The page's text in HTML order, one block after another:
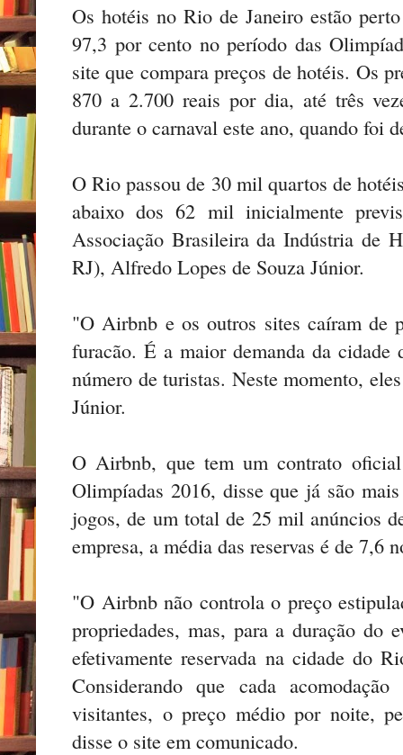
Os hotéis no Rio de Janeiro estão
97,3 por cento no período das
site que compara preços de hotéis. Os
870 a 2.700 reais por dia, até três
durante o carnaval este ano, quando foi
O Rio passou de 30 mil quartos de
abaixo dos 62 mil inicialmente
Associação Brasileira da Indústria de
RJ), Alfredo Lopes de Souza Júnior.
"O Airbnb e os outros sites caíram de
furacão. É a maior demanda da
número de turistas. Neste momento,
Júnior.
O Airbnb, que tem um contrato
Olimpíadas 2016, disse que já são
jogos, de um total de 25 mil anúncios
empresa, a média das reservas é de 7,6
"O Airbnb não controla o preço
propriedades, mas, para a duração do
efetivamente reservada na cidade do
Considerando que cada
visitantes, o preço médio por noite,
disse o site em comunicado.